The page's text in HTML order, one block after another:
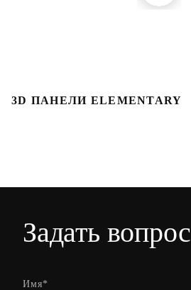
3D ПАНЕЛИ ELEMENTARY
Задать вопрос